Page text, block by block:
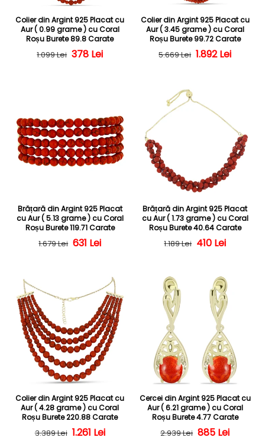
Colier din Argint 925 Placat cu
Aur ( 0.99 grame ) cu Coral
Roșu Burete 89.8 Carate
Preț obișnuit
1.099 Lei Preț redus
378 Lei
Colier din Argint 925 Placat cu
Aur ( 3.45 grame ) cu Coral
Roșu Burete 99.72 Carate
Preț obișnuit
5.669 Lei Preț redus
1.892 Lei
Brățară din Argint 925 Placat
cu Aur ( 5.13 grame ) cu Coral
Roșu Burete 119.71 Carate
Preț obișnuit
1.679 Lei Preț redus
631 Lei
Brățară din Argint 925 Placat
cu Aur ( 1.73 grame ) cu Coral
Roșu Burete 40.64 Carate
Preț obișnuit
1.189 Lei Preț redus
410 Lei
Colier din Argint 925 Placat cu
Aur ( 4.28 grame ) cu Coral
Roșu Burete 220.88 Carate
Preț obișnuit
3.389 Lei Preț redus
1.261 Lei
Cercei din Argint 925 Placat cu
Aur ( 6.21 grame ) cu Coral
Roșu Burete 4.77 Carate
Preț obișnuit
2.939 Lei Preț redus
885 Lei